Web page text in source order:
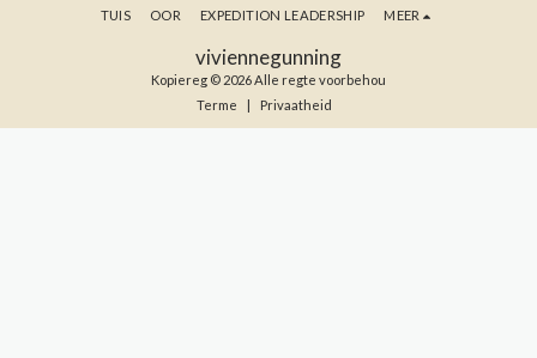
viviennegunning
Kopiereg © 2026 Alle regte voorbehou
Terme
Privaatheid
TUIS OOR EXPEDITION LEADERSHIP MEER